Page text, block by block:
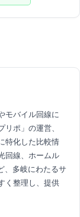
モバイル回線に
ポ」の運営、
特化した比較情
回線、ホームル
、多岐にわたるサ
く整理し、提供